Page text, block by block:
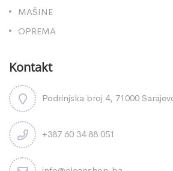
MAŠINE
OPREMA
Kontakt
Podrinjska broj 4, 71000
+387 60 34 88 051